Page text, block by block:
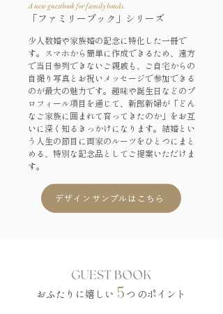
A new guestbook for family bonds.
「ファミリーブック」シリーズ
少人数婚や家族婚の記念に特化した一冊で
す。スマホから簡単に作成できるため、遠方
で当日参列できないご親戚も、ご自宅からの
自撮り写真とお祝いメッセージで参加できる
のが最大の魅力です。 趣味や誕生日などのプ
ロフィール項目を通じて、新郎新婦が「どん
なご家族に囲まれて育ってきたのか」をお互
いに深く知るきっかけになります。結婚とい
う人生の節目に両家のルーツをひとつにまと
める、特別な記念品としてご提案いただけま
す。
デザインサンプルはこちら
おふたりに嬉しい 5 つ のポイント